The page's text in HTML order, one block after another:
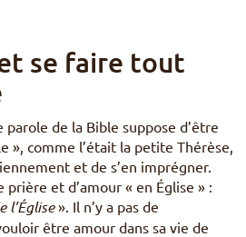
se faire tout
de la Bible suppose d’être
», comme l’était la petite Thérèse,
et de s’en imprégner.
prière et d’amour « en Église » :
l’Église». Il n’y a pas de
être amour dans sa vie de